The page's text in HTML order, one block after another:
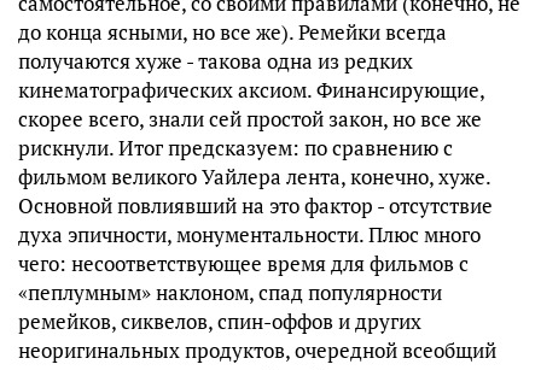
до конца ясными, но все же). Ремейки всегда
получаются хуже - такова одна из редких
кинематографических аксиом. Финансирующие,
скорее всего, знали сей простой закон, но все же
рискнули. Итог предсказуем: по сравнению с
фильмом великого Уайлера лента, конечно, хуже.
Основной повлиявший на это фактор - отсутствие
духа эпичности, монументальности. Плюс много
чего: несоответствующее время для фильмов с
«пеплумным» наклоном, спад популярности
ремейков, сиквелов, спин-оффов и других
неоригинальных продуктов, очередной всеобщий